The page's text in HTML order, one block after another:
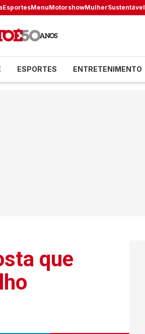
EsportesMenuMotorshowMulherSustentável
ESPORTES ENTRETENIMENTO
que